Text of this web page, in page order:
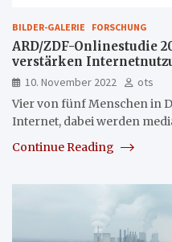
BILDER-GALERIE FORSCHUNG
ARD/ZDF-Onlinestudie
verstärken
10. November 2022
ots
Vier von fünf Menschen in
Internet, dabei werden
Continue Reading